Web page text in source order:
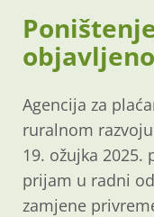
Agencija za
ruralnom
19. ožujka 2025.
prijam u radni
zamjene